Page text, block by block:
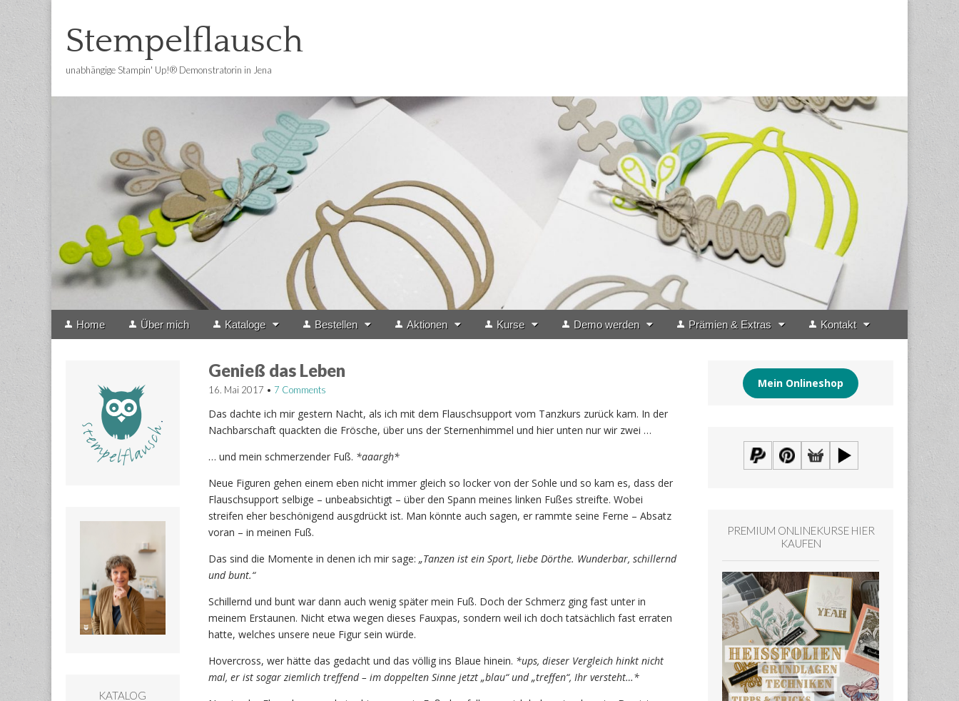
Stempelflausch
unabhängige Stampin' Up!® Demonstratorin in Jena
Main
Skip
Home Über mich Kataloge Bestellen Aktionen Kurse Demo werden Prämien & Extras Kontakt
Genieß das Leben
16. Mai 2017 • 7 Comments
Das dachte ich mir gestern Nacht, als ich mit dem Flauschsupport vom Tanzkurs zurück kam. In der
Nachbarschaft quackten die Frösche, über uns der Sternenhimmel und hier unten nur wir zwei …
… und mein schmerzender Fuß. *aaargh*
Neue Figuren gehen einem eben nicht immer gleich so locker von der Sohle und so kam es, dass der
Flauschsupport selbige – unbeabsichtigt – über den Spann meines linken Fußes streifte. Wobei
streifen eher beschönigend ausgdrückt ist. Man könnte auch sagen, er rammte seine Ferne – Absatz
voran – in meinen Fuß.
Das sind die Momente in denen ich mir sage: „Tanzen ist ein Sport, liebe Dörthe. Wunderbar, schillernd
und bunt.“
Schillernd und bunt war dann auch wenig später mein Fuß. Doch der Schmerz ging fast unter in
meinem Erstaunen. Nicht etwa wegen dieses Fauxpas, sondern weil ich doch tatsächlich fast erraten
hatte, welches unsere neue Figur sein würde.
Hovercross, wer hätte das gedacht und das völlig ins Blaue hinein. *ups, dieser Vergleich hinkt nicht
mal, er ist sogar ziemlich treffend – im doppelten Sinne jetzt „blau“ und „treffen“, Ihr versteht…*
KATALOG
Mein Onlineshop
PREMIUM ONLINEKURSE HIER
KAUFEN